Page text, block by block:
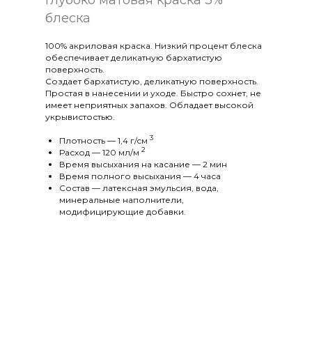
блеска
100% акриловая краска. Низкий процент блеска
обеспечивает деликатную бархатистую
поверхность.
Создает бархатистую, деликатную поверхность.
Простая в нанесении и уходе. Быстро сохнет, не
имеет неприятных запахов. Обладает высокой
укрывистостью.
Плотность — 1,4 г/cм 3
Расход — 120 мл/м 2
Время высыхания на касание — 2 мин
Время полного высыхания — 4 часа
Состав — латексная эмульсия, вода,
минеральные наполнители,
модифицирующие добавки.